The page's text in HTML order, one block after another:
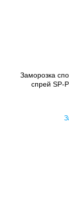
Заморозка
спрей SP-